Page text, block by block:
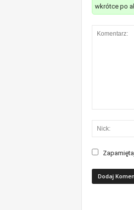
wkrótce po